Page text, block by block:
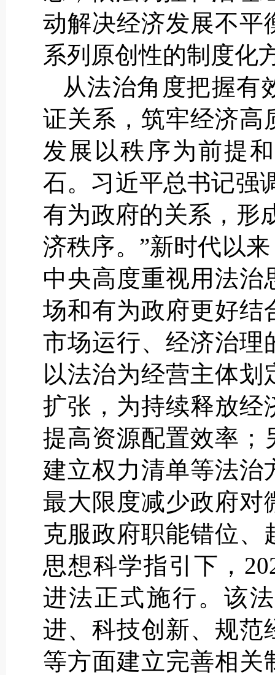
动解决经济发展不平
系列原创性的制度化
从法治角度把握有
证关系，筑牢经济高
发展以秩序为前提
石。习近平总书记强
有为政府的关系，形
济秩序。”新时代以
中央高度重视用法治
场和有为政府更好结
市场运行、经济治理
以法治为经营主体
扩张，为持续释放经
提高资源配置效率；
建立权力清单等法治
最大限度减少政府对
克服政府职能错位、
思想科学指引下，
进法正式施行。该
进、科技创新、规范
等方面建立完善相关